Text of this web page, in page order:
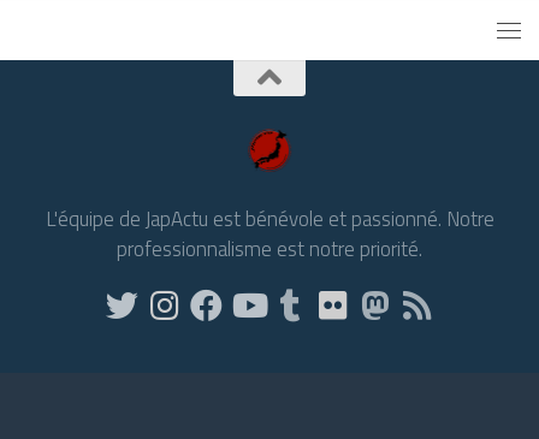
L'équipe de JapActu est bénévole et passionné. Notre
professionnalisme est notre priorité.